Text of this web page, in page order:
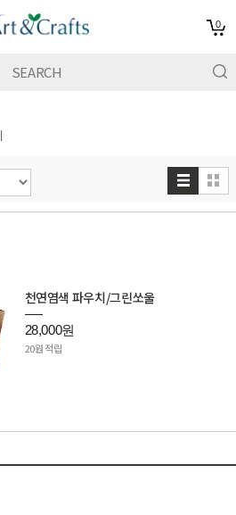
0
천연염색 파우치/그린쏘울
28,000원
20원 적립